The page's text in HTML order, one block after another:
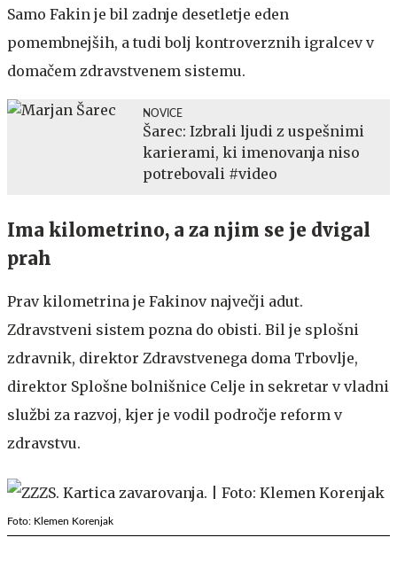
Samo Fakin je bil zadnje desetletje eden
pomembnejših, a tudi bolj kontroverznih igralcev v
domačem zdravstvenem sistemu.
NOVICE
Šarec: Izbrali ljudi z uspešnimi
karierami, ki imenovanja niso
potrebovali #video
Ima kilometrino, a za njim se je dvigal
prah
Prav kilometrina je Fakinov največji adut.
Zdravstveni sistem pozna do obisti. Bil je splošni
zdravnik, direktor Zdravstvenega doma Trbovlje,
direktor Splošne bolnišnice Celje in sekretar v vladni
službi za razvoj, kjer je vodil področje reform v
zdravstvu.
Foto: Klemen Korenjak